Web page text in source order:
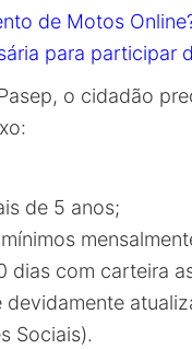
de Motos
para participar
o cidadão
de 5 anos;
dias com carteira
Sociais).